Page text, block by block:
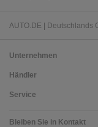
AUTO.DE | Deutschlands
Unternehmen
Händler
Service
Bleiben Sie in Kontakt